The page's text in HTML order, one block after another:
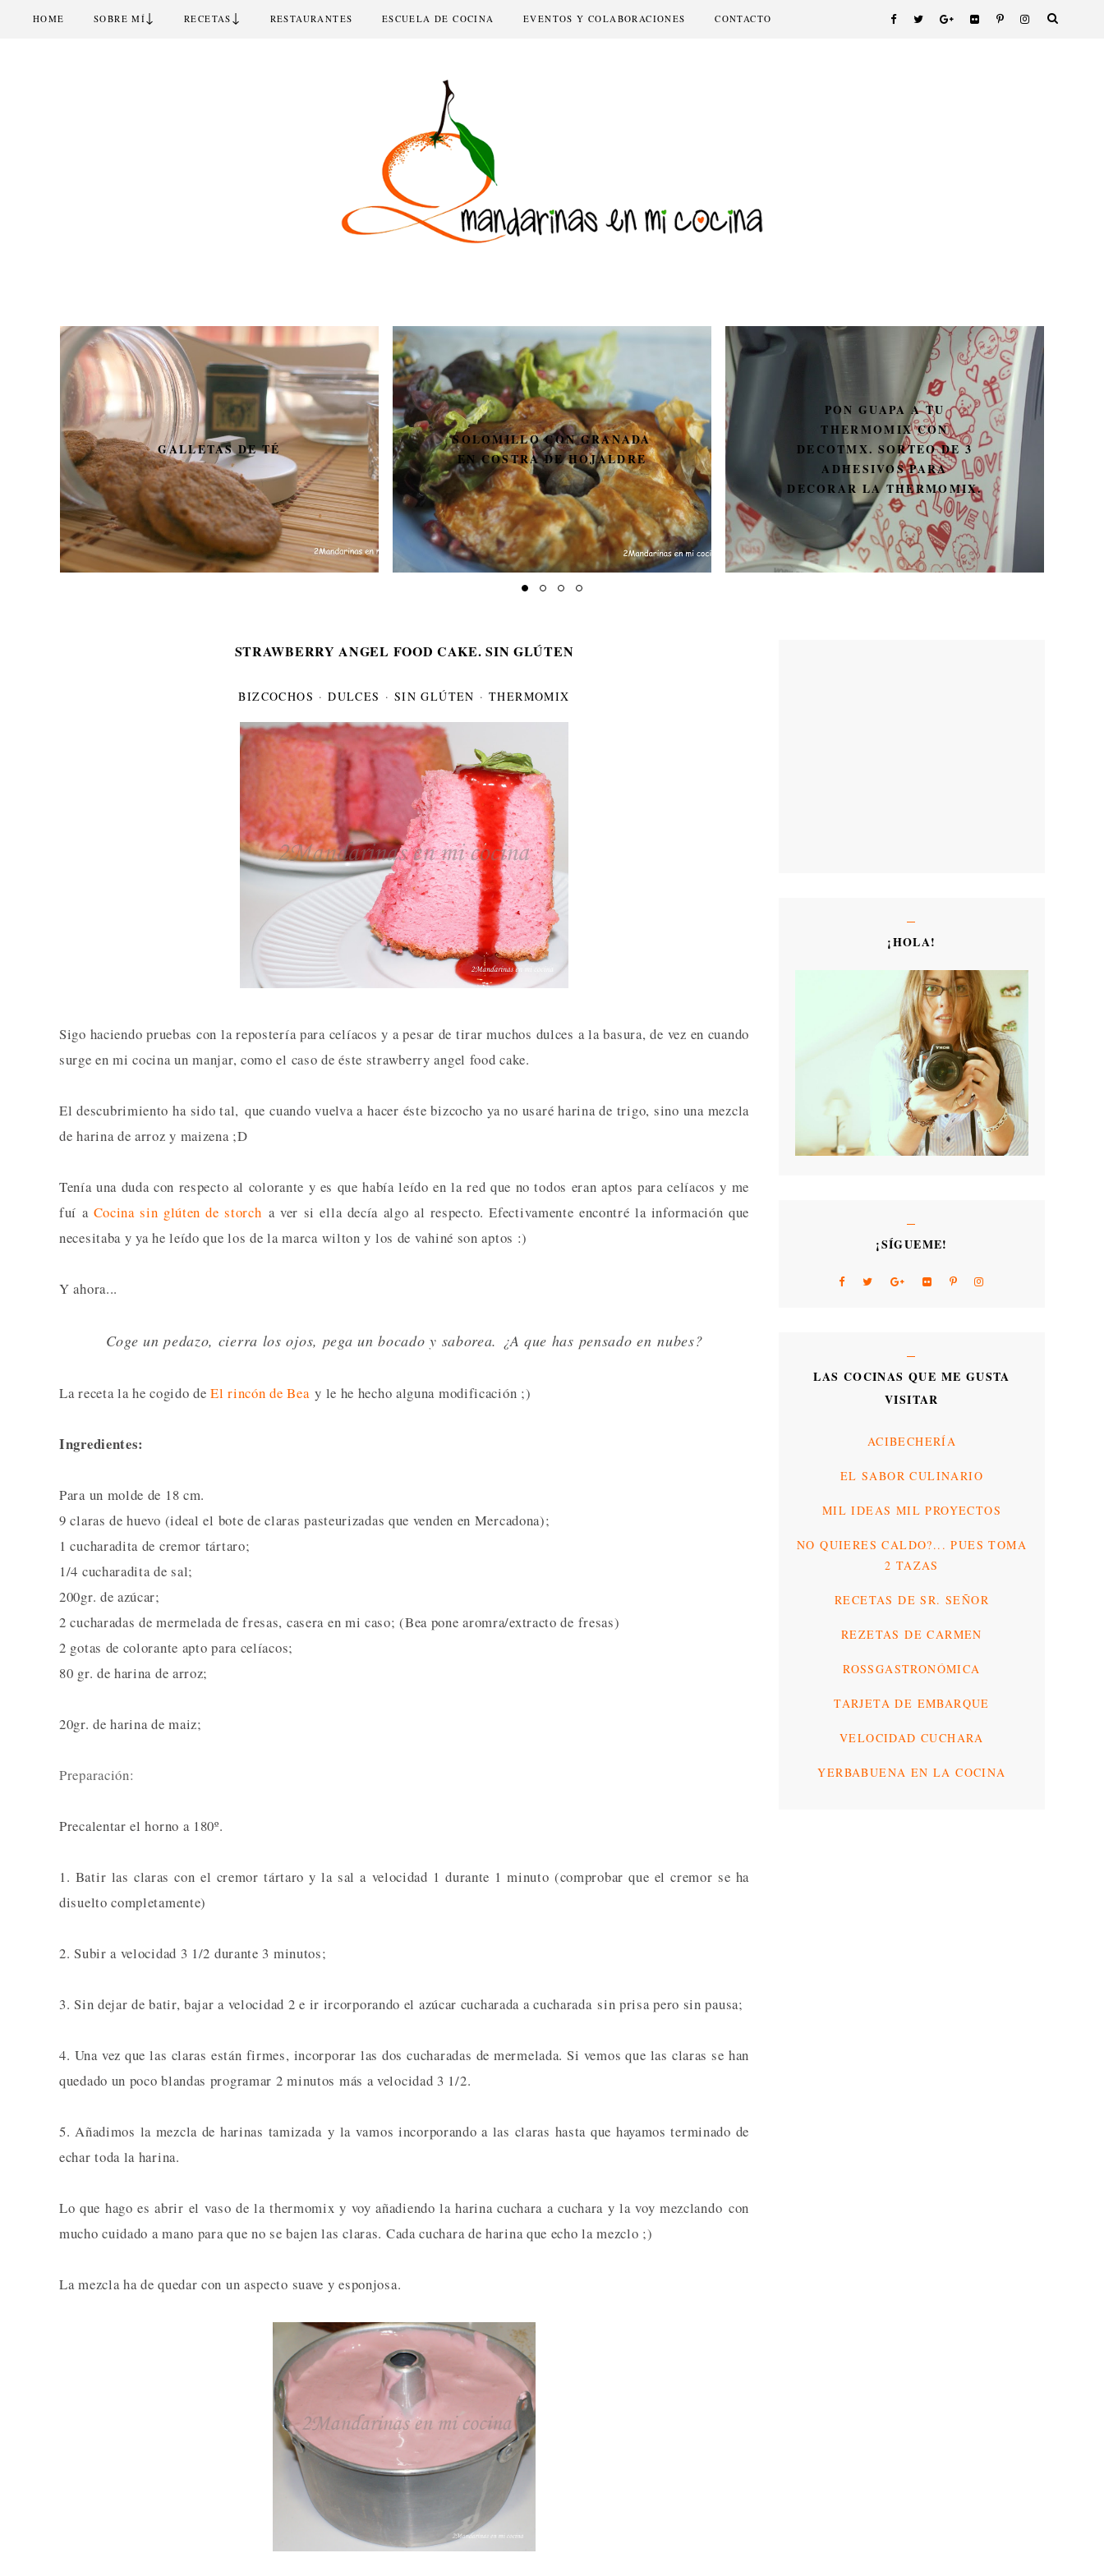
HOME SOBRE MÍ↓ RECETAS ↓ RESTAURANTES ESCUELA DE COCINA EVENTOS Y COLABORACIONES CONTACTO
GALLETAS DE TÉ
SOLOMILLO CON GRANADA
EN COSTRA DE HOJALDRE
PON GUAPA A TU
THERMOMIX CON
DECOTMX. SORTEO DE 3
ADHESIVOS PARA
DECORAR LA THERMOMIX.
STRAWBERRY ANGEL FOOD CAKE. SIN GLÚTEN
BIZCOCHOS ·DULCES · SIN GLÚTEN ·THERMOMIX
Sigo haciendo pruebas con la repostería para celíacos y a pesar de tirar muchos dulces a la basura, de vez en cuando
surge en mi cocina un manjar, como el caso de éste strawberry angel food cake.
El descubrimiento ha sido tal, que cuando vuelva a hacer éste bizcocho ya no usaré harina de trigo, sino una mezcla
de harina de arroz y maizena ;D
Tenía una duda con respecto al colorante y es que había leído en la red que no todos eran aptos para celíacos y me
fuí a Cocina sin glúten de storch a ver si ella decía algo al respecto. Efectivamente encontré la información que
necesitaba y ya he leído que los de la marca wilton y los de vahiné son aptos :)
Y ahora...
Coge un pedazo, cierra los ojos, pega un bocado y saborea. ¿A que has pensado en nubes?
La receta la he cogido deEl rincón de Bea y le he hecho alguna modificación ;)
Ingredientes:
Para un molde de 18 cm.
9 claras de huevo (ideal el bote de claras pasteurizadas que venden en Mercadona);
1 cucharadita de cremor tártaro;
1/4 cucharadita de sal;
200gr. de azúcar;
2 cucharadas de mermelada de fresas, casera en mi caso; (Bea pone aromra/extracto de fresas)
2 gotas de colorante apto para celíacos;
80 gr. de harina de arroz;
20gr. de harina de maiz;
Preparación:
Precalentar el horno a 180º.
1. Batir las claras con el cremor tártaro y la sal a velocidad 1 durante 1 minuto (comprobar que el cremor se ha
disuelto completamente)
2. Subir a velocidad 3 1/2 durante 3 minutos;
3. Sin dejar de batir, bajar a velocidad 2 e ir ircorporando el azúcar cucharada a cucharada sin prisa pero sin pausa;
4. Una vez que las claras están firmes, incorporar las dos cucharadas de mermelada. Si vemos que las claras se han
quedado un poco blandas programar 2 minutos más a velocidad 3 1/2.
5. Añadimos la mezcla de harinas tamizada y la vamos incorporando a las claras hasta que hayamos terminado de
echar toda la harina.
Lo que hago es abrir el vaso de la thermomix y voy añadiendo la harina cuchara a cuchara y la voy mezclando con
mucho cuidado a mano para que no se bajen las claras. Cada cuchara de harina que echo la mezclo ;)
La mezcla ha de quedar con un aspecto suave y esponjosa.
¡HOLA!
¡SÍGUEME!
LAS COCINAS QUE ME GUSTA
VISITAR
ACIBECHERÍA
EL SABOR CULINARIO
MIL IDEAS MIL PROYECTOS
NO QUIERES CALDO?... PUES TOMA
2 TAZAS
RECETAS DE SR. SEÑOR
REZETAS DE CARMEN
ROSSGASTRONÓMICA
TARJETA DE EMBARQUE
VELOCIDAD CUCHARA
YERBABUENA EN LA COCINA